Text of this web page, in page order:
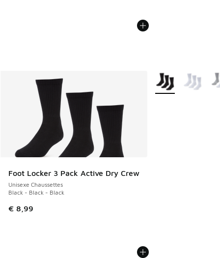
Foot Locker 3 Pack Active Dry Crew
Unisexe Chaussettes
Black - Black - Black
€ 8,99
Plus de couleurs